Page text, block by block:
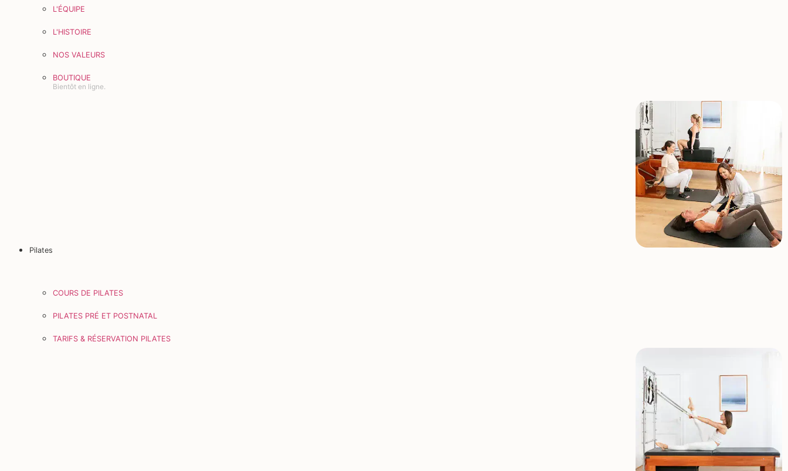
L'ÉQUIPE
L'HISTOIRE
NOS VALEURS
BOUTIQUE
Bientôt en ligne.
Pilates
COURS DE PILATES
PILATES PRÉ ET POSTNATAL
TARIFS & RÉSERVATION PILATES